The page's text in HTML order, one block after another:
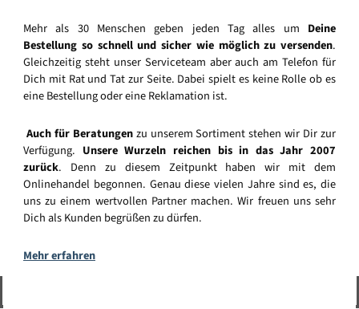
Mehr als 30 Menschen geben jeden Tag alles um Deine
Bestellung so schnell und sicher wie möglich zu versenden.
Gleichzeitig steht unser Serviceteam aber auch am Telefon für
Dich mit Rat und Tat zur Seite. Dabei spielt es keine Rolle ob es
eine Bestellung oder eine Reklamation ist.
Auch für Beratungenzu unserem Sortiment stehen wir Dir zur
Verfügung. Unsere Wurzeln reichen bis in das Jahr 2007
zurück. Denn zu diesem Zeitpunkt haben wir mit dem
Onlinehandel begonnen. Genau diese vielen Jahre sind es, die
uns zu einem wertvollen Partner machen. Wir freuen uns sehr
Dich als Kunden begrüßen zu dürfen.
Mehr erfahren